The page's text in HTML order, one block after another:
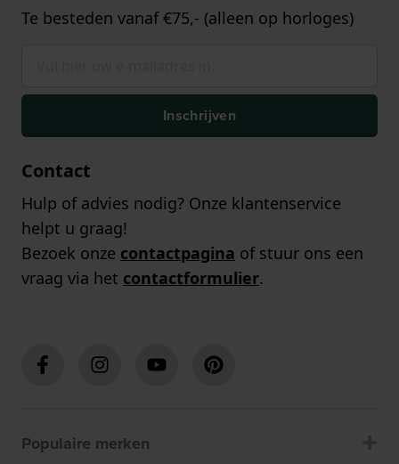
Te besteden vanaf €75,- (alleen op horloges)
Inschrijven
Contact
Hulp of advies nodig? Onze klantenservice
helpt u graag!
Bezoek onze contactpagina of stuur ons een
vraag via het contactformulier.
Populaire merken